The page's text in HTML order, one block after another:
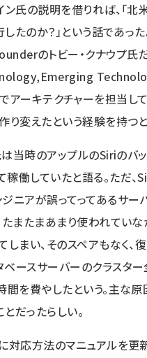
ン氏の説明を借りれば、「
たのか？」という話であっ
のトビー・クナウプ氏だ
ーキテクチャーを担当して
り変えたという経験を持つと
は当時のアップルのSiriの
働していたと語る。ただ、
ニアが誤ってってあるサー
たまたまあまり使われてい
しまい、そのスペアもなく
ースサーバーのクラスタ
間を費やしたという。主な
だったらしい。
対応方法のマニュアルを更